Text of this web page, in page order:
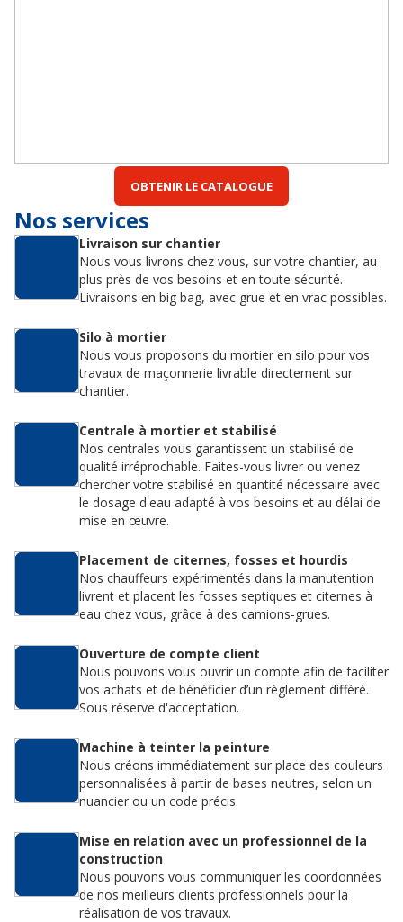
OBTENIR LE CATALOGUE
Nos services
Livraison sur chantier
Nous vous livrons chez vous, sur votre chantier, au
plus près de vos besoins et en toute sécurité.
Livraisons en big bag, avec grue et en vrac possibles.
Silo à mortier
Nous vous proposons du mortier en silo pour vos
travaux de maçonnerie livrable directement sur
chantier.
Centrale à mortier et stabilisé
Nos centrales vous garantissent un stabilisé de
qualité irréprochable. Faites-vous livrer ou venez
chercher votre stabilisé en quantité nécessaire avec
le dosage d'eau adapté à vos besoins et au délai de
mise en œuvre.
Placement de citernes, fosses et hourdis
Nos chauffeurs expérimentés dans la manutention
livrent et placent les fosses septiques et citernes à
eau chez vous, grâce à des camions-grues.
Ouverture de compte client
Nous pouvons vous ouvrir un compte afin de faciliter
vos achats et de bénéficier d’un règlement différé.
Sous réserve d'acceptation.
Machine à teinter la peinture
Nous créons immédiatement sur place des couleurs
personnalisées à partir de bases neutres, selon un
nuancier ou un code précis.
Mise en relation avec un professionnel de la
construction
Nous pouvons vous communiquer les coordonnées
de nos meilleurs clients professionnels pour la
réalisation de vos travaux.